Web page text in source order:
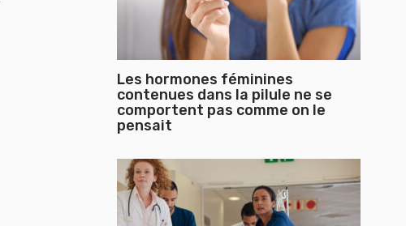
Les hormones féminines
contenues dans la pilule ne se
comportent pas comme on le
pensait